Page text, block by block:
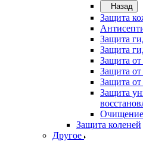
Назад
Защита
Защита
Защита
Защита
Защита от
Защита от
Защита
Защита коленей
Другое